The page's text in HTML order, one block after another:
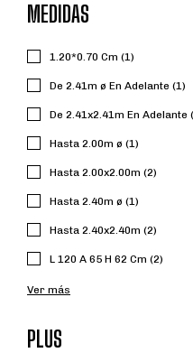
MEDIDAS
1.20*0.70 Cm (1)
De 2.41m ø En Adelante (1)
De 2.41x2.41m En Adelante
Hasta 2.00m ø (1)
Hasta 2.00x2.00m (2)
Hasta 2.40m ø (1)
Hasta 2.40x2.40m (2)
L 120 A 65 H 62 Cm (2)
Ver más
PLUS